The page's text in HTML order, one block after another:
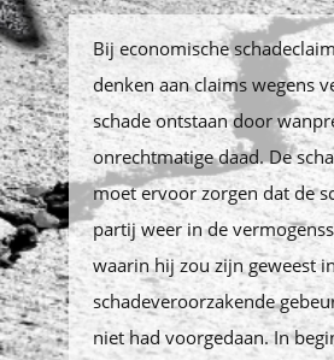
Bij economische
denken aan claims wegens
schade ontstaan door
onrechtmatige daad. De
moet ervoor zorgen dat de
partij weer in de
waarin hij zou zijn geweest
schadeveroorzakende
niet had voorgedaan. In